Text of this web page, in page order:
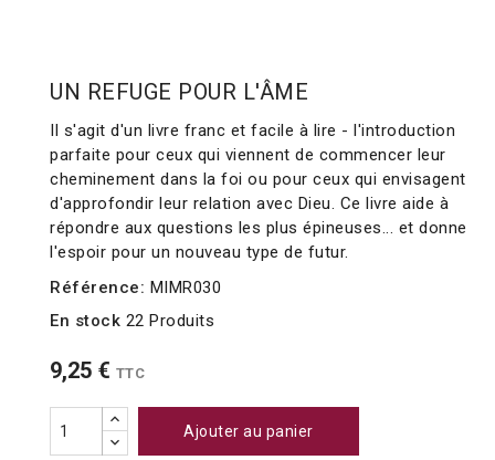
UN REFUGE POUR L'ÂME
Il s'agit d'un livre franc et facile à lire - l'introduction
parfaite pour ceux qui viennent de commencer leur
cheminement dans la foi ou pour ceux qui envisagent
d'approfondir leur relation avec Dieu. Ce livre aide à
répondre aux questions les plus épineuses... et donne
l'espoir pour un nouveau type de futur.
Référence: MIMR030
En stock 22 Produits
9,25 € TTC
Ajouter au panier